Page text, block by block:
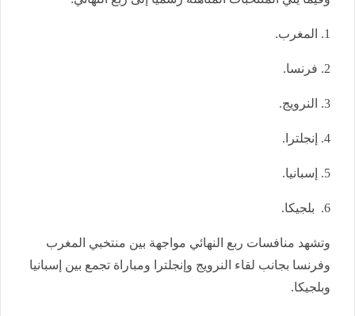
1. المغرب.
2. فرنسا.
3. النرويج.
4. إنجلترا.
5. إسبانيا.
6. بلجيكا.
وتشهد منافسات ربع النهائي مواجهة بين منتخبي المغرب
وفرنسا بجانب لقاء النرويج وإنجلترا ومباراة تجمع بين إسبانيا
وبلجيكا.